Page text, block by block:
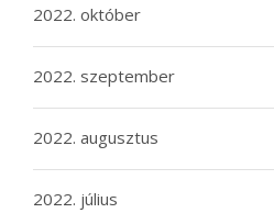
2022. október
2022. szeptember
2022. augusztus
2022. július